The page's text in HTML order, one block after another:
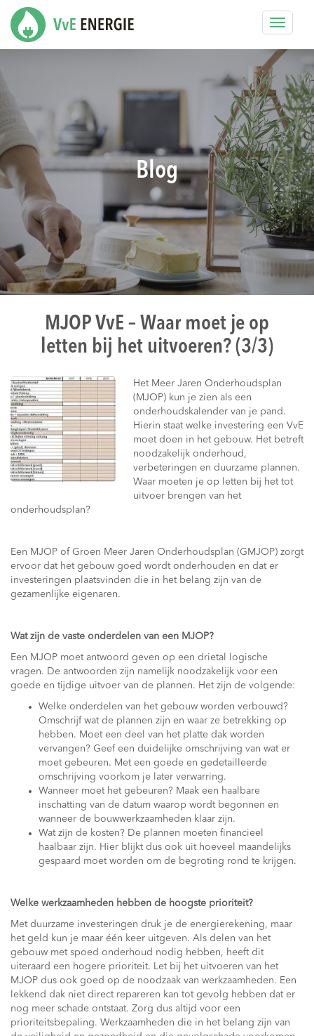
Toggle
Blog
MJOP VvE – Waar moet je op
letten bij het uitvoeren? (3/3)
Het Meer Jaren Onderhoudsplan
(MJOP) kun je zien als een
onderhoudskalender van je pand.
Hierin staat welke investering een VvE
moet doen in het gebouw. Het betreft
noodzakelijk onderhoud,
verbeteringen en duurzame plannen.
Waar moeten je op letten bij het tot
uitvoer brengen van het
onderhoudsplan?
Een MJOP of Groen Meer Jaren Onderhoudsplan (GMJOP) zorgt
ervoor dat het gebouw goed wordt onderhouden en dat er
investeringen plaatsvinden die in het belang zijn van de
gezamenlijke eigenaren.
Wat zijn de vaste onderdelen van een MJOP?
Een MJOP moet antwoord geven op een drietal logische
vragen. De antwoorden zijn namelijk noodzakelijk voor een
goede en tijdige uitvoer van de plannen. Het zijn de volgende:
Welke onderdelen van het gebouw worden verbouwd?
Omschrijf wat de plannen zijn en waar ze betrekking op
hebben. Moet een deel van het platte dak worden
vervangen? Geef een duidelijke omschrijving van wat er
moet gebeuren. Met een goede en gedetailleerde
omschrijving voorkom je later verwarring.
Wanneer moet het gebeuren? Maak een haalbare
inschatting van de datum waarop wordt begonnen en
wanneer de bouwwerkzaamheden klaar zijn.
Wat zijn de kosten? De plannen moeten financieel
haalbaar zijn. Hier blijkt dus ook uit hoeveel maandelijks
gespaard moet worden om de begroting rond te krijgen.
Welke werkzaamheden hebben de hoogste prioriteit?
Met duurzame investeringen druk je de energierekening, maar
het geld kun je maar één keer uitgeven. Als delen van het
gebouw met spoed onderhoud nodig hebben, heeft dit
uiteraard een hogere prioriteit. Let bij het uitvoeren van het
MJOP dus ook goed op de noodzaak van werkzaamheden. Een
lekkend dak niet direct repareren kan tot gevolg hebben dat er
nog meer schade ontstaat. Zorg dus altijd voor een
prioriteitsbepaling. Werkzaamheden die in het belang zijn van